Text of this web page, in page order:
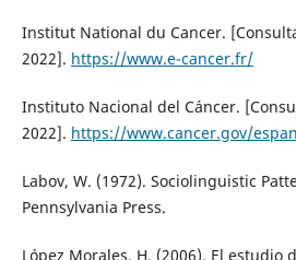
Institut National du Cancer.
2022]. https://www.e-cancer.fr/
Instituto Nacional del Cáncer.
2022]. https://www.cancer.gov/
Labov, W. (1972). Sociolinguistic
Pennsylvania Press.
López Morales, H. (2006). El estudio